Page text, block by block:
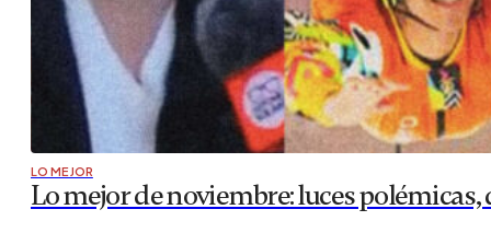
LO MEJOR
Lo mejor de noviembre: luces